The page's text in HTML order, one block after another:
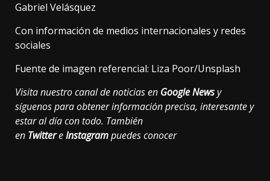
Gabriel Velásquez
Con información de medios internacionales y redes
sociales
Fuente de imagen referencial: Liza Poor/Unsplash
Visita nuestro canal de noticias en Google Newsy
síguenos para obtener información precisa, interesante y
estar al día con todo. También
en TwittereInstagrampuedes conocer